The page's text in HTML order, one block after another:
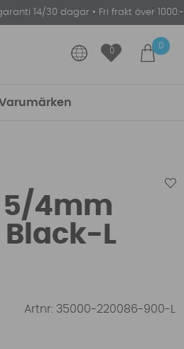
14/30 dagar • Fri frakt över 1000:-
0
0
5/4mm
Black-L
Artnr: 35000-220086-900-L